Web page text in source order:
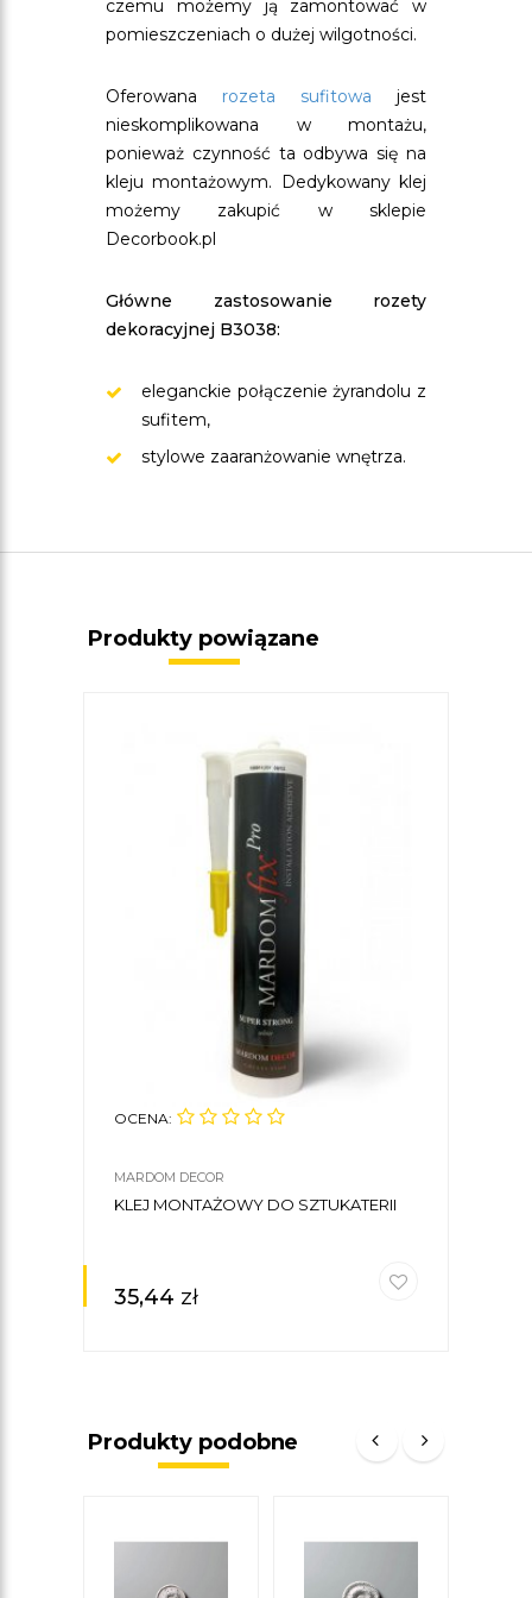
czemu możemy ją zamontować w
pomieszczeniach o dużej wilgotności.
Oferowana rozeta sufitowa jest
nieskomplikowana w montażu,
ponieważ czynność ta odbywa się na
kleju montażowym. Dedykowany klej
możemy zakupić w sklepie
Decorbook.pl
Główne zastosowanie rozety
dekoracyjnej B3038:
eleganckie połączenie żyrandolu z
sufitem,
stylowe zaaranżowanie wnętrza.
Produkty powiązane
OCENA:
MARDOM DECOR
KLEJ MONTAŻOWY DO SZTUKATERII
35,44 zł
Produkty podobne